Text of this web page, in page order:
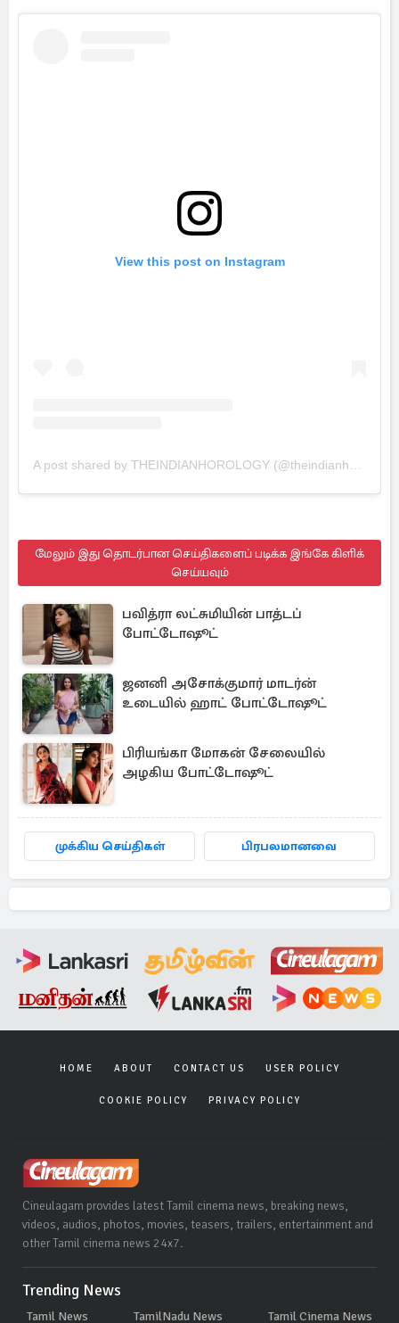
View this post on Instagram
மேலும் இது தொடர்பான செய்திகளைப் படிக்க இங்கே கிளிக்
செய்யவும்
பவித்ரா லட்சுமியின் பாத்டப்
போட்டோஷூட்
ஜனனி அசோக்குமார் மாடர்ன்
உடையில் ஹாட் போட்டோஷூட்
பிரியங்கா மோகன் சேலையில்
அழகிய போட்டோஷூட்
முக்கிய செய்திகள் பிரபலமானவை
HOME ABOUT CONTACT US USER POLICY
COOKIE POLICY PRIVACY POLICY
Cineulagam provides latest Tamil cinema news, breaking news,
videos, audios, photos, movies, teasers, trailers, entertainment and
other Tamil cinema news 24x7.
Trending News
Tamil News TamilNadu News Tamil Cinema News